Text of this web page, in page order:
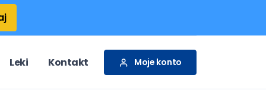
Leki Kontakt Moje konto